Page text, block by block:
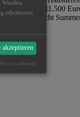
auf rund 11.500
hier leicht
erhobenen
von websedit